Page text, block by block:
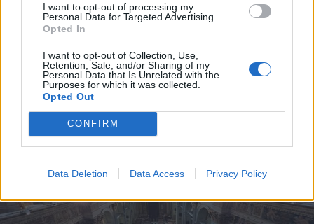
I want to opt-out of processing my
Personal Data for Targeted Advertising.
Opted In
I want to opt-out of Collection, Use,
Retention, Sale, and/or Sharing of my
Personal Data that Is Unrelated with the
Purposes for which it was collected.
Opted Out
CONFIRM
Data Deletion Data Access Privacy Policy
Il tour Vaingiro di Varesenews è
arrivato a San Vittore Olona